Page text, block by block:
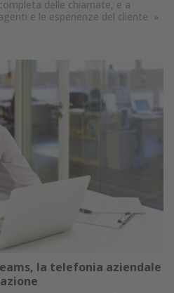
delle chiamate, e a
e le esperienze del cliente »
la telefonia aziendale